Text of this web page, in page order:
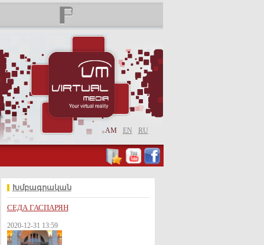
AM EN RU
Խմբագրական
СЕДА ГАСПАРЯН
2020-12-31 13:59